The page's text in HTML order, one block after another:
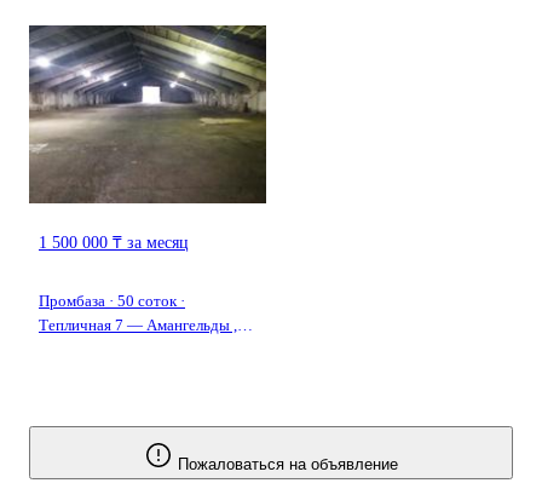
1 500 000 ₸ за месяц
Промбаза · 50 соток ·
Тепличная 7 — Амангельды ,
Пожаловаться на объявление